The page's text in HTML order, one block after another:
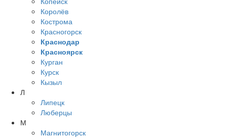
Королёв
Кострома
Красногорск
Краснодар
Красноярск
Курган
Курск
Кызыл
Л
Липецк
Люберцы
М
Магнитогорск